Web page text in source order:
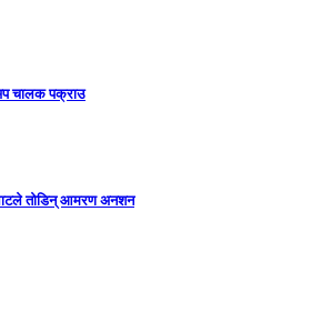
चालक पक्राउ
तोडिन् आमरण अनशन